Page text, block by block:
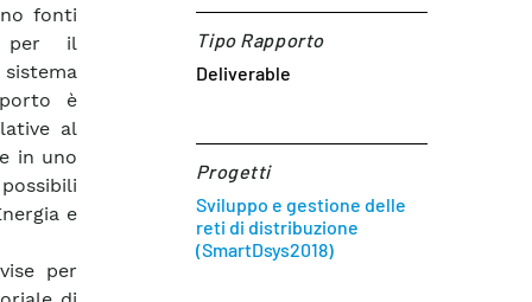
fonti
per il
è
al
in uno
e
per
Tipo Rapporto
Deliverable
Progetti
Sviluppo e gestione delle
reti di distribuzione
(SmartDsys2018)